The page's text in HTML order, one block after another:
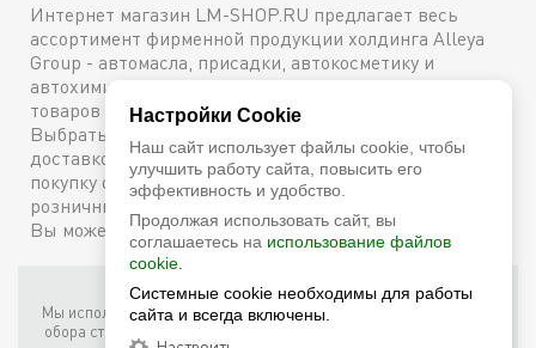
Интернет магазин LM-SHOP.RU предлагает весь
ассортимент фирменной продукции холдинга Alleya
Group - автомасла, присадки, автокосметику и
автохимию. Каталог содержит подробное описание
товаров с техническими характеристиками и ценами.
Выбрать и купить оригинальную продукцию с
доставкой по Москве можно сейчас же, оформив
покупку онлайн, либо посетив один из наших
розничных магазинов. Более подробную информацию
Вы можете получить по телефону+7 (800) 600-48-38
Фирменный интернет-магазин LM Shop © 2026
Мы используем собственные куки (соокіе) и куки третьих лиц для
обора статистики, маркетинговых целей, а также для того, чтобы
Настройки Cookie
Наш сайт использует файлы cookie, чтобы
улучшить работу сайта, повысить его
эффективность и удобство.
Продолжая использовать сайт, вы
соглашаетесь на использование файлов
cookie.
Системные cookie необходимы для работы
сайта и всегда включены.